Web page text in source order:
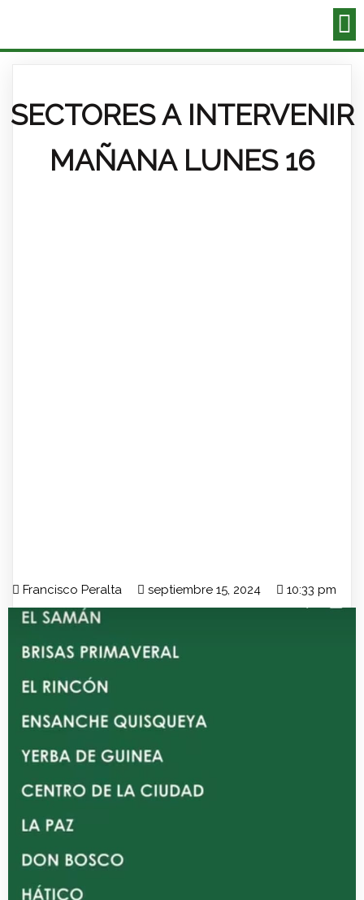
SECTORES A INTERVENIR
MAÑANA LUNES 16
Francisco Peralta septiembre 15, 2024 10:33 pm